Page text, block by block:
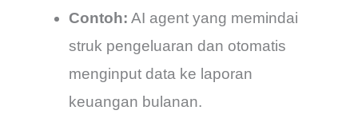
Contoh: AI agent yang memindai
struk pengeluaran dan otomatis
menginput data ke laporan
keuangan bulanan.